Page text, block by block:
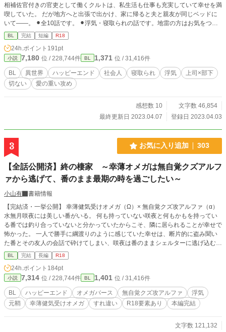
相補佐官付きの官吏として働くクルトは、私生活も仕事も充実していて幸せを満
喫していた。 だが地方へと出張で出かけ、家に帰ると夫と親友が同じベッドに
いて――。 ⚫︎全10話です。 ⚫︎浮気・寝取られの話です。地雷の方はお気をつけ
下さい。 ⚫︎エロの所は※印付けてます。
BL 完結 短編 R18
24h.ポイント 191pt
小説 7,180 位 / 228,744件 BL 1,371 位 / 31,416件
BL 異世界 ハッピーエンド 社会人 寝取られ 浮気
上司×部下
切ない
愛の重い攻め
感想数 10
文字数 46,854
最終更新日 2023.04.07
登録日 2023.04.03
3 お気に入り追加 303
【全話公開済】終の棲家 ～幸薄オメガは無自覚クズアルフ
ァから逃げて、番のまま最期の時を過ごしたい～
小山有
書籍情報
【完結済・一挙公開】 幸薄健気受けオメガ（Ω）× 無自覚クズ攻アルファ（α）
水無月咲夜には美しい番がいる。 何も持っていない咲夜と何もかもを持ってい
る番では釣り合っていないと分かっていたからこそ、隣に居られることが幸せで
怖かった。 一人で勝手に綱渡りのように感じていた幸せは、断片的に盗み聞い
た番とその友人の会話で砕けてしまい、咲夜は番のままシェルターに逃げ込むこ
とを選んだ。離れ離れになった番同士の、壮大なすれ違いラブです。 オメガバ
ース初挑戦です。 要素：浮気 / すれ違い / 切なめ / 執着 / 元鞘 / ハッピーエンド
※クズ攻が幸せになるのが嫌な人は注意です！ とんでもなくお暇がある方は、
読んでいただけると幸いです！ ※別サイト様にも投稿しております。 追記＜20
26.6.25＞オメガ、アルファを記号表記からカタカナに変更しております。
BL 完結 長編 R18
24h.ポイント 184pt
小説 7,314 位 / 228,744件 BL 1,401 位 / 31,416件
BL ハッピーエンド オメガバース 無自覚クズ攻アルファ
浮気
元鞘
幸薄健気受けオメガ すれ違い R18要素あり 本編完結
文字数 121,132